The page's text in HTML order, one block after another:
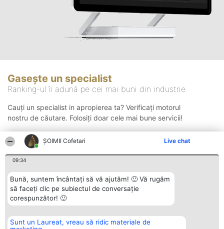
ȘOIMII Cofetari Live chat
09:34
Bună, suntem încântați să vă ajutăm! 🙂 Vă rugăm
să faceți clic pe subiectul de conversație
corespunzător! 🙂
Sunt un Laureat, vreau să ridic materiale de
Gasește un specialist
Ranking-ul îi adună pe cei mai buni din industrie
Cauți un specialist in apropierea ta? Verificați motorul
nostru de căutare. Folosiți doar cele mai bune servicii!
Organizator Ranking Plebiscyt Contact